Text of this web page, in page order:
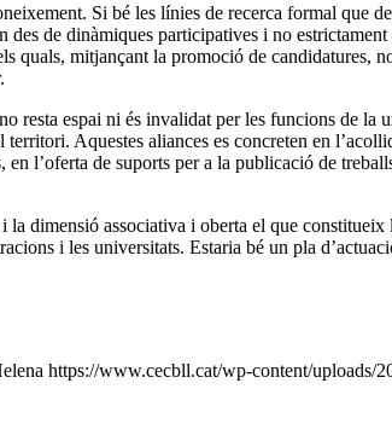
Si bé les línies de recerca formal que
de dinàmiques participatives i no
mitjançant la promoció de candidatures,
resta espai ni és invalidat per les funcions de
Aquestes aliances es concreten en
l’oferta de suports per a la publicació de
dimensió associativa i oberta el que
i les universitats. Estaria bé un pla
https://www.cecbll.cat/wp-content/uploads/